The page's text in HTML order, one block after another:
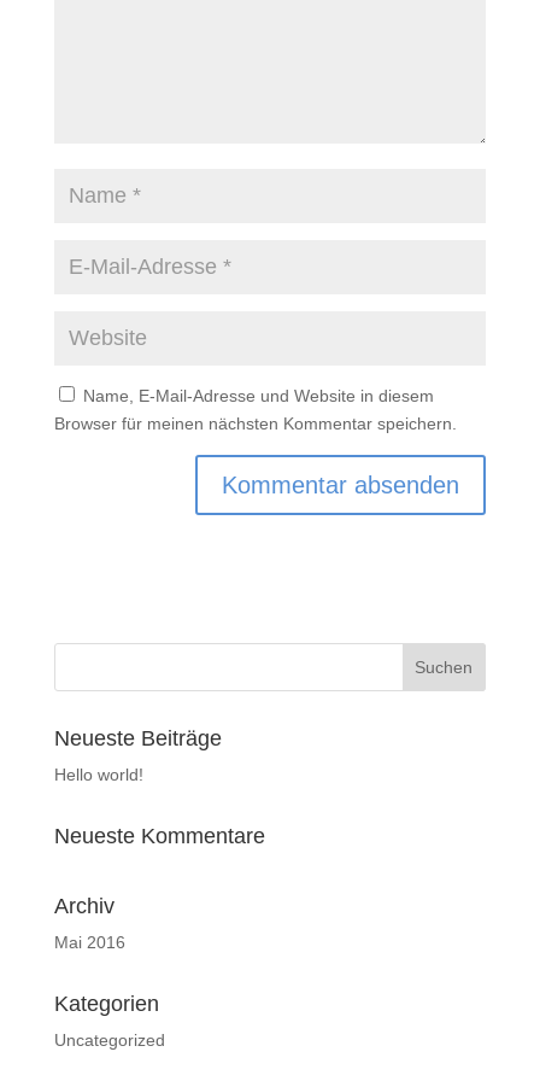
Name, E-Mail-Adresse und Website in diesem
Browser für meinen nächsten Kommentar speichern.
Neueste Beiträge
Hello world!
Neueste Kommentare
Archiv
Mai 2016
Kategorien
Uncategorized